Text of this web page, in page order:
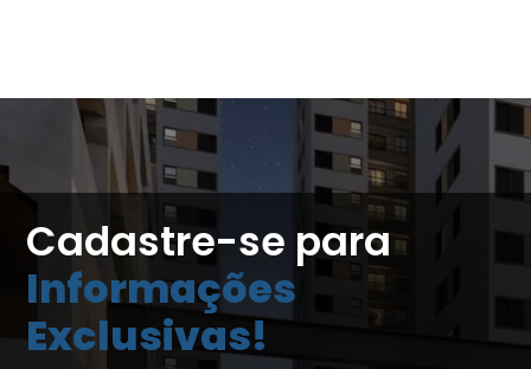
Cadastre-se para
Informações
Exclusivas!